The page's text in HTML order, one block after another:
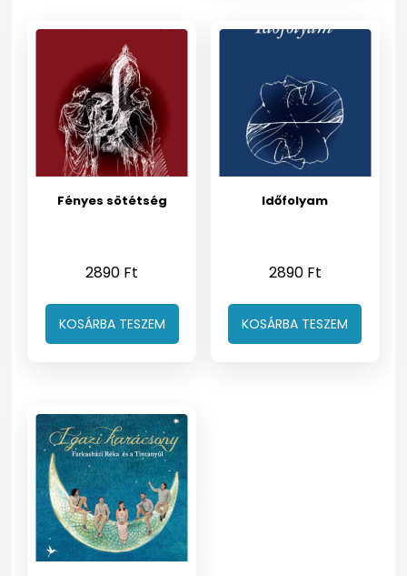
Fényes sötétség
2890 Ft
KOSÁRBA TESZEM
Időfolyam
2890 Ft
KOSÁRBA TESZEM